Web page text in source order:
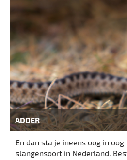
ADDER
En dan sta je ineens oog in
slangensoort in Nederland.